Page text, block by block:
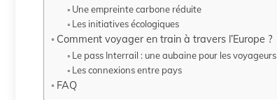
Une empreinte carbone réduite
Les initiatives écologiques
Comment voyager en train à travers l’Europe ?
Le pass Interrail : une aubaine pour les voyageurs
Les connexions entre pays
FAQ